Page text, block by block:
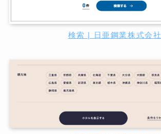
検索 | 日亜鋼業株式会社